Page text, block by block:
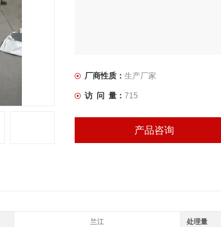
厂商性质： 生产厂家
访 问 量： 715
产品咨询
兰江 处理量